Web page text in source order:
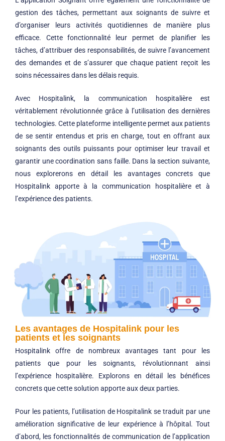
gestion des tâches, permettant aux soignants de suivre et
d’organiser leurs activités quotidiennes de manière plus
efficace. Cette fonctionnalité leur permet de planifier les
tâches, d’attribuer des responsabilités, de suivre l’avancement
des demandes et de s’assurer que chaque patient reçoit les
soins nécessaires dans les délais requis.
Avec Hospitalink, la communication hospitalière est
véritablement révolutionnée grâce à l’utilisation des dernières
technologies. Cette plateforme intelligente permet aux patients
de se sentir entendus et pris en charge, tout en offrant aux
soignants des outils puissants pour optimiser leur travail et
garantir une coordination sans faille. Dans la section suivante,
nous explorerons en détail les avantages concrets que
Hospitalink apporte à la communication hospitalière et à
l’expérience des patients.
Les avantages de Hospitalink pour les
patients et les soignants
Hospitalink offre de nombreux avantages tant pour les
patients que pour les soignants, révolutionnant ainsi
l’expérience hospitalière. Explorons en détail les bénéfices
concrets que cette solution apporte aux deux parties.
Pour les patients, l’utilisation de Hospitalink se traduit par une
amélioration significative de leur expérience à l’hôpital. Tout
d’abord, les fonctionnalités de communication de l’application